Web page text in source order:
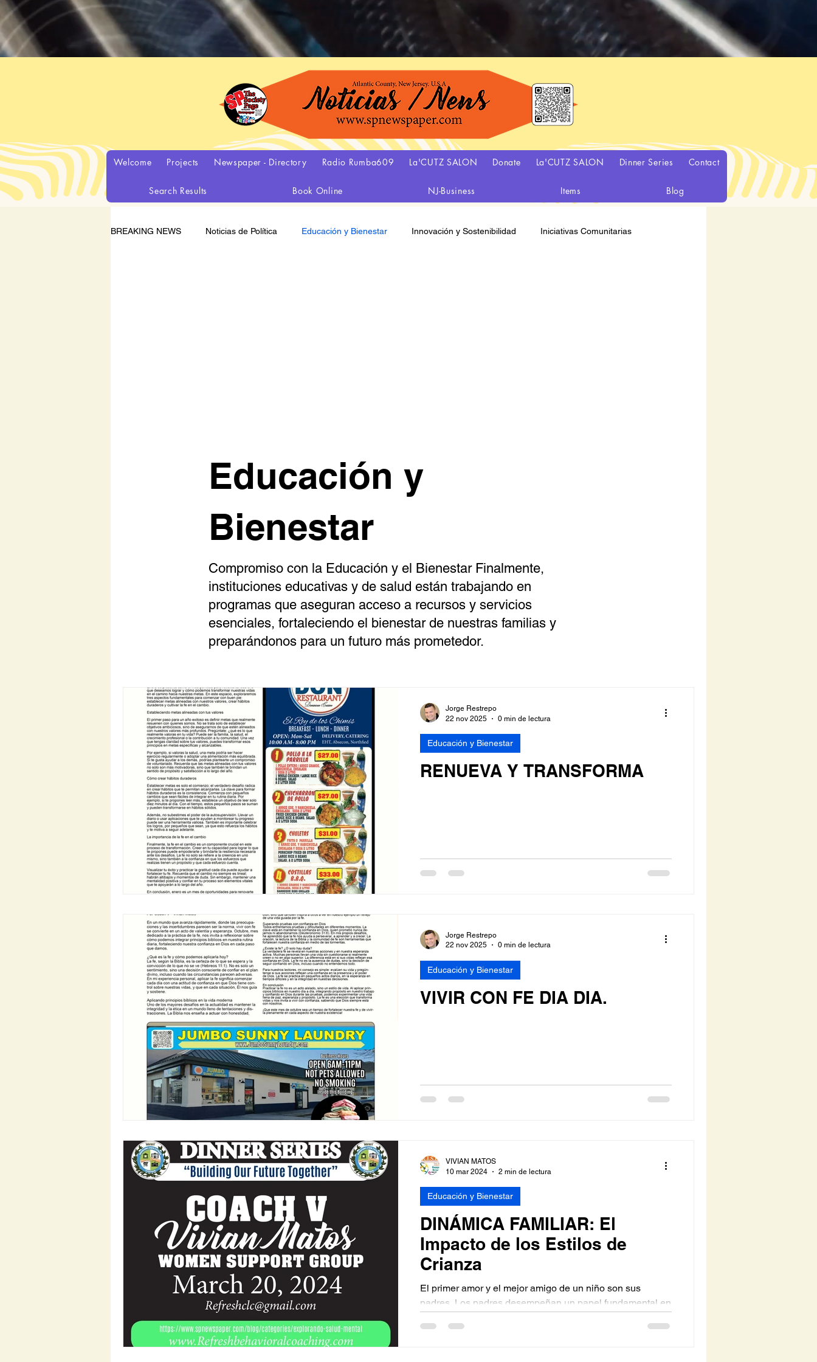
Welcome Projects Newspaper - Directory Radio Rumba609 La'CUTZ SALON Donate La'CUTZ SALON Dinner Series Contact
Search Results Book Online NJ-Business Items Blog
BREAKING NEWS Noticias de Política Educación y Bienestar Innovación y Sostenibilidad Iniciativas Comunitarias
Educación y
Bienestar
Compromiso con la Educación y el Bienestar Finalmente,
instituciones educativas y de salud están trabajando en
programas que aseguran acceso a recursos y servicios
esenciales, fortaleciendo el bienestar de nuestras familias y
preparándonos para un futuro más prometedor.
RENUEVA Y TRANSFORMA
Educación y Bienestar
Jorge Restrepo
22 nov 2025
0 min de lectura
VIVIR CON FE DIA DIA.
Educación y Bienestar
Jorge Restrepo
22 nov 2025
0 min de lectura
DINÁMICA FAMILIAR: El
Impacto de los Estilos de
Crianza
El primer amor y el mejor amigo de un niño son sus
padres. Los padres desempeñan un papel fundamental en
dinámica familiar de un niño determina si ellos se
Educación y Bienestar
VIVIAN MATOS
10 mar 2024
2 min de lectura